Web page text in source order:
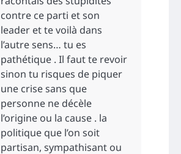
contre ce parti et son
leader et te voilà dans
l’autre sens… tu es
pathétique . Il faut te revoir
sinon tu risques de piquer
une crise sans que
personne ne décèle
l’origine ou la cause . la
politique que l’on soit
partisan, sympathisant ou